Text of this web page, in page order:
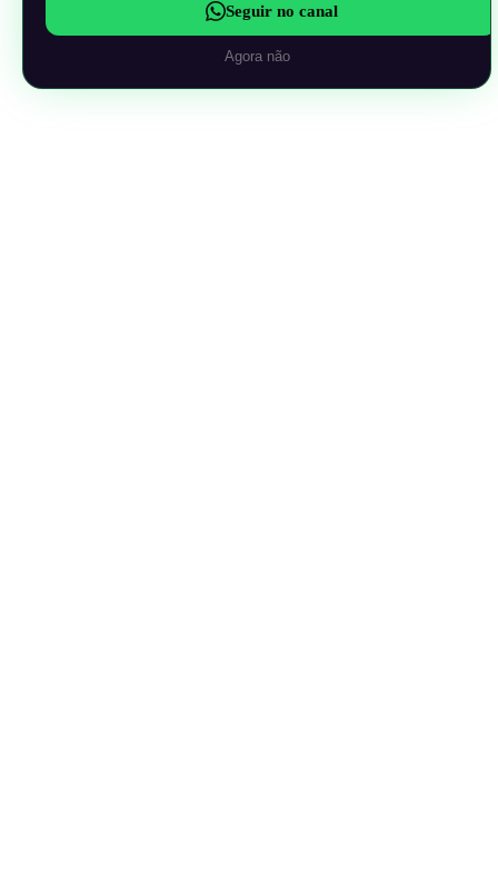
Seguir no canal
Agora não